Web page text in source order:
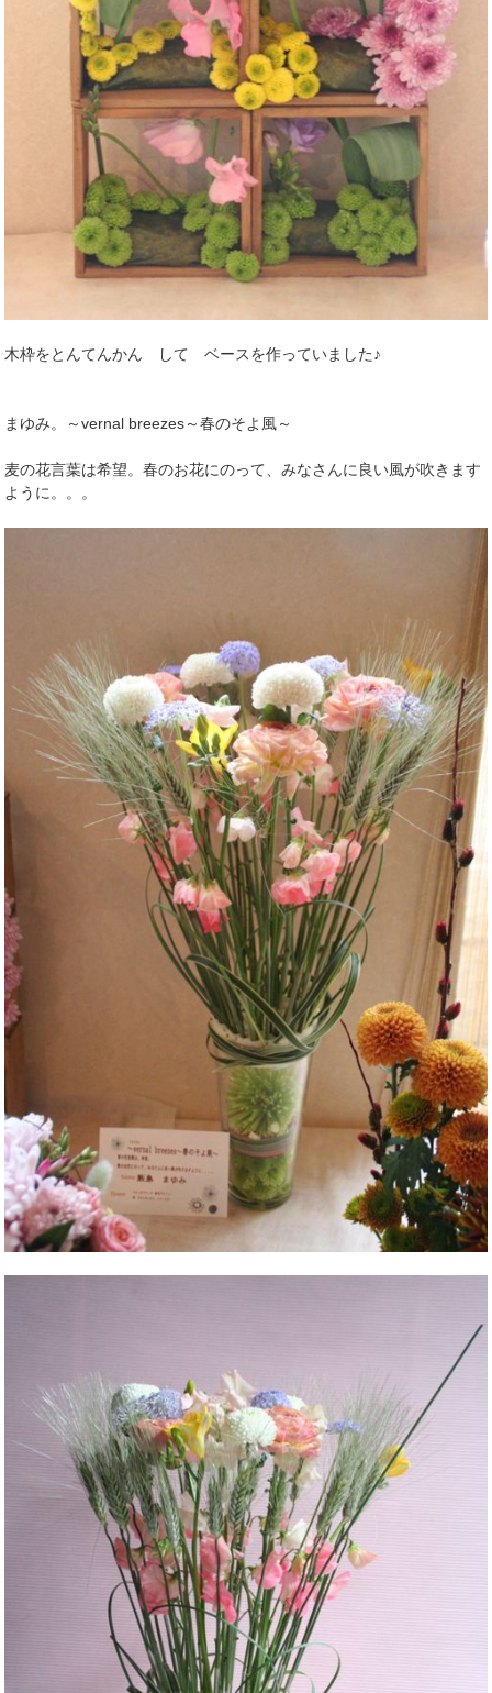
木枠をとんてんかん して ベースを作っていました♪
まゆみ。～vernal breezes～春のそよ風～
麦の花言葉は希望。春のお花にのって、みなさんに良い風が吹きます
ように。。。